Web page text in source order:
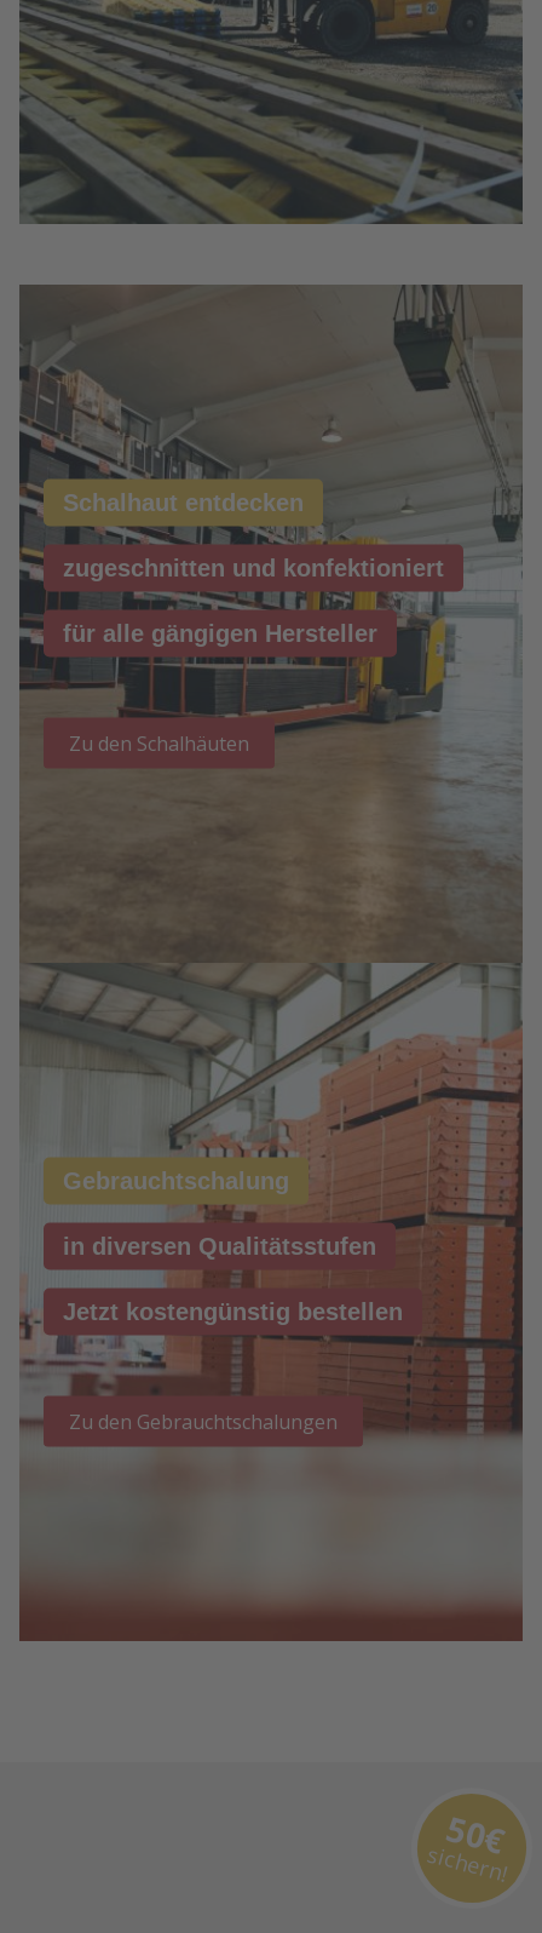
Schalhaut entdecken
zugeschnitten und konfektioniert
für alle gängigen Hersteller
Zu den Schalhäuten
Gebrauchtschalung
in diversen Qualitätsstufen
Jetzt kostengünstig bestellen
Zu den Gebrauchtschalungen
50€
sichern!